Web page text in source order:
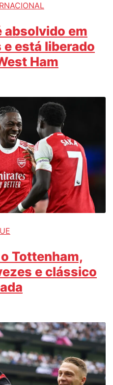
absolvido em
está liberado
Ham
Tottenham,
e clássico